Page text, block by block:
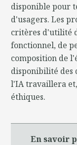
disponible pour
d'usagers. Les
critères d'utilité
fonctionnel, de
composition de
disponibilité des
l'IA travaillera
éthiques.
En savoir